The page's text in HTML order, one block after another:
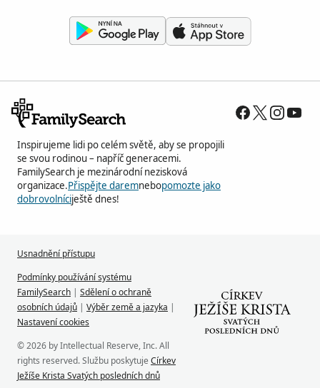
Inspirujeme lidi po celém světě, aby se propojili
se svou rodinou – napříč generacemi.
FamilySearch je mezinárodní nezisková
organizace.Přispějte daremnebopomozte jako
dobrovolníciještě dnes!
Usnadnění přístupu
Podmínky používání systému
FamilySearch | Sdělení o ochraně
osobních údajů | Výběr země a jazyka |
Nastavení cookies
© 2026 by Intellectual Reserve, Inc. All
rights reserved. Službu poskytuje Církev
Ježíše Krista Svatých posledních dnů